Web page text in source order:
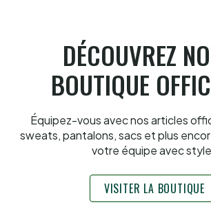
DÉCOUVREZ
BOUTIQUE
Équipez-vous avec nos articles
sweats, pantalons, sacs et plus
votre équipe avec
VISITER LA BOUTIQUE